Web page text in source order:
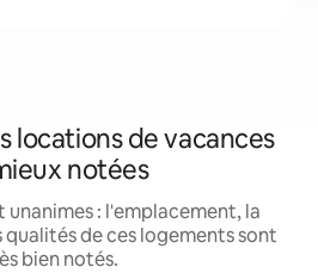
locations de vacances
notées
unanimes : l'emplacement, la
de ces logements sont
bien notés.